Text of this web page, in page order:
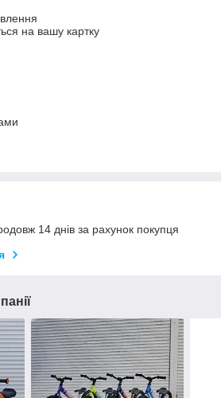
на вашу картку
14 днів за рахунок покупця